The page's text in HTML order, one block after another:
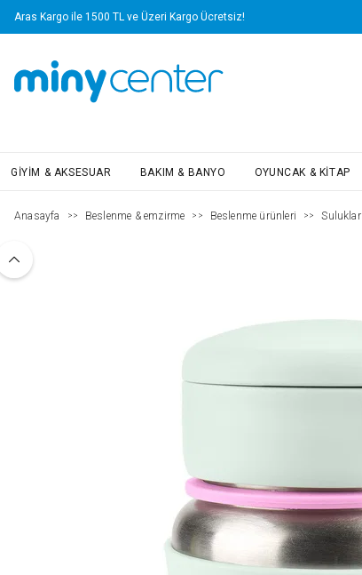
Aras Kargo ile 1500 TL ve Üzeri Kargo Ücretsiz!
GIYIM & AKSESUAR BAKIM & BANYO OYUNCAK & KITAP
Anasayfa >> Beslenme & emzirme >> Beslenme ürünleri >> Suluklar